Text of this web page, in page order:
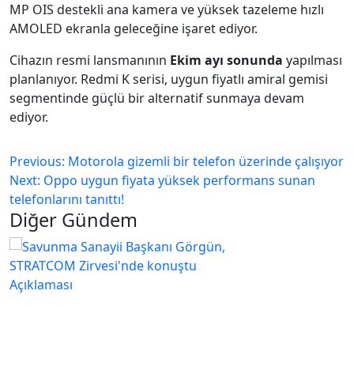
MP OIS destekli ana kamera ve yüksek tazeleme hızlı
AMOLED ekranla geleceğine işaret ediyor.
Cihazın resmi lansmanının Ekim ayı sonunda yapılması
planlanıyor. Redmi K serisi, uygun fiyatlı amiral gemisi
segmentinde güçlü bir alternatif sunmaya devam
ediyor.
Previous: Motorola gizemli bir telefon üzerinde çalışıyor
Next: Oppo uygun fiyata yüksek performans sunan
telefonlarını tanıttı!
Diğer Gündem